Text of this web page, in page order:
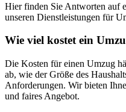
Hier finden Sie Antworten auf
unseren Dienstleistungen für
Wie viel kostet ein
Die Kosten für einen Umzug
ab, wie der Größe des
Anforderungen. Wir bieten
und faires Angebot.